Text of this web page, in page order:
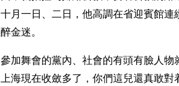
十月一日、二日，他高調在省迎賓館
醉金迷。
參加舞會的黨內、社會的有頭有臉人物
上海現在收斂多了，你們這兒還真敢對